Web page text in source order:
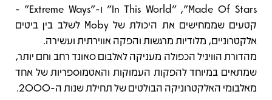
Made Of Stars", ‏"In This World" ו-"Extreme Ways" -
קטעים שממחישים את היכולת של Moby לשלב בין ביטים
אלקטרוניים, מלודיות מרגשות והפקה אווירתית ועשירה.
מהדורת הוויניל הכפולה מעניקה לאלבום סאונד רחב וחם יותר,
שמתאים במיוחד להפקות העמוקות והאטמוספריות של אחד
מאלבומי האלקטרוניקה הבולטים של תחילת שנות ה-2000.